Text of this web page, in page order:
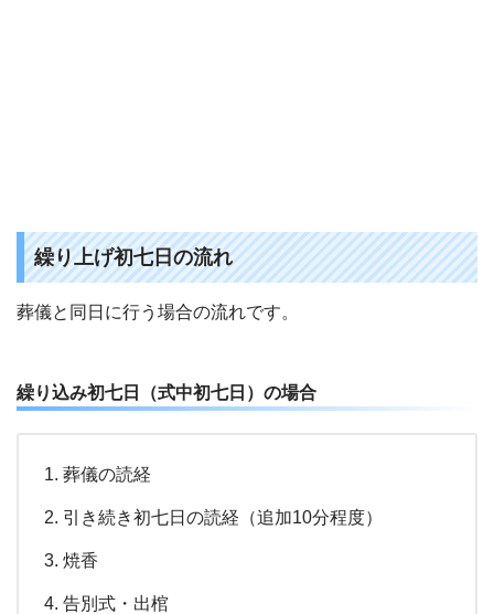
繰り上げ初七日の流れ
葬儀と同日に行う場合の流れです。
繰り込み初七日（式中初七日）の場合
葬儀の読経
引き続き初七日の読経（追加10分程度）
焼香
告別式・出棺